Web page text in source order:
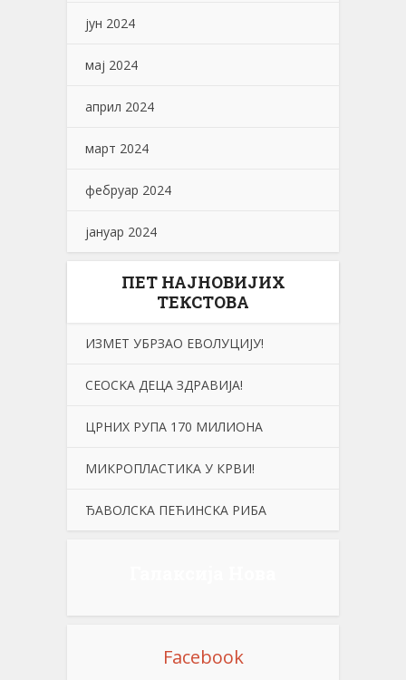
јун 2024
мај 2024
април 2024
март 2024
фебруар 2024
јануар 2024
ПЕТ НАЈНОВИЈИХ
ТЕКСТОВА
ИЗМЕТ УБРЗАО ЕВОЛУЦИЈУ!
СЕОСKА ДЕЦА ЗДРАВИЈА!
ЦРНИХ РУПА 170 МИЛИОНА
МИКРОПЛАСТИКА У КРВИ!
ЂАВОЛСKА ПЕЋИНСKА РИБА
Facebook